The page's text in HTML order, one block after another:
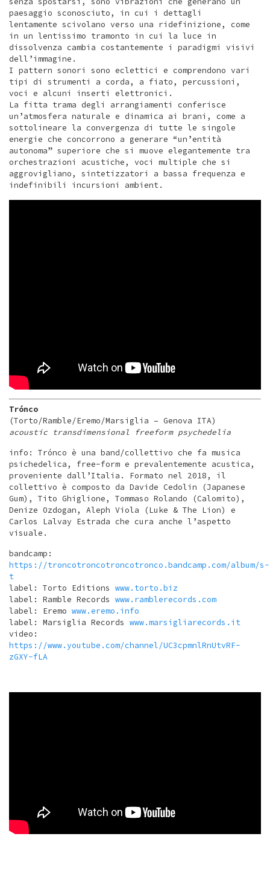
paesaggio sconosciuto, in cui i dettagli
lentamente scivolano verso una ridefinizione, come
in un lentissimo tramonto in cui la luce in
dissolvenza cambia costantemente i paradigmi visivi
dell’immagine.
I pattern sonori sono eclettici e comprendono vari
tipi di strumenti a corda, a fiato, percussioni,
voci e alcuni inserti elettronici.
La fitta trama degli arrangiamenti conferisce
un’atmosfera naturale e dinamica ai brani, come a
sottolineare la convergenza di tutte le singole
energie che concorrono a generare “un’entità
autonoma” superiore che si muove elegantemente tra
orchestrazioni acustiche, voci multiple che si
aggrovigliano, sintetizzatori a bassa frequenza e
indefinibili incursioni ambient.
Trónco
(Torto/Ramble/Eremo/Marsiglia – Genova ITA)
acoustic transdimensional freeform psychedelia
info: Trónco è una band/collettivo che fa musica
psichedelica, free-form e prevalentemente acustica,
proveniente dall’Italia. Formato nel 2018, il
collettivo è composto da Davide Cedolin (Japanese
Gum), Tito Ghiglione, Tommaso Rolando (Calomito),
Denize Ozdogan, Aleph Viola (Luke & The Lion) e
Carlos Lalvay Estrada che cura anche l’aspetto
visuale.
bandcamp:
https://troncotroncotroncotronco.bandcamp.com/album/s-
t
label: Torto Editions www.torto.biz
label: Ramble Records www.ramblerecords.com
label: Eremo www.eremo.info
label: Marsiglia Records www.marsigliarecords.it
video:
https://www.youtube.com/channel/UC3cpmnlRnUtvRF-
zGXY-fLA